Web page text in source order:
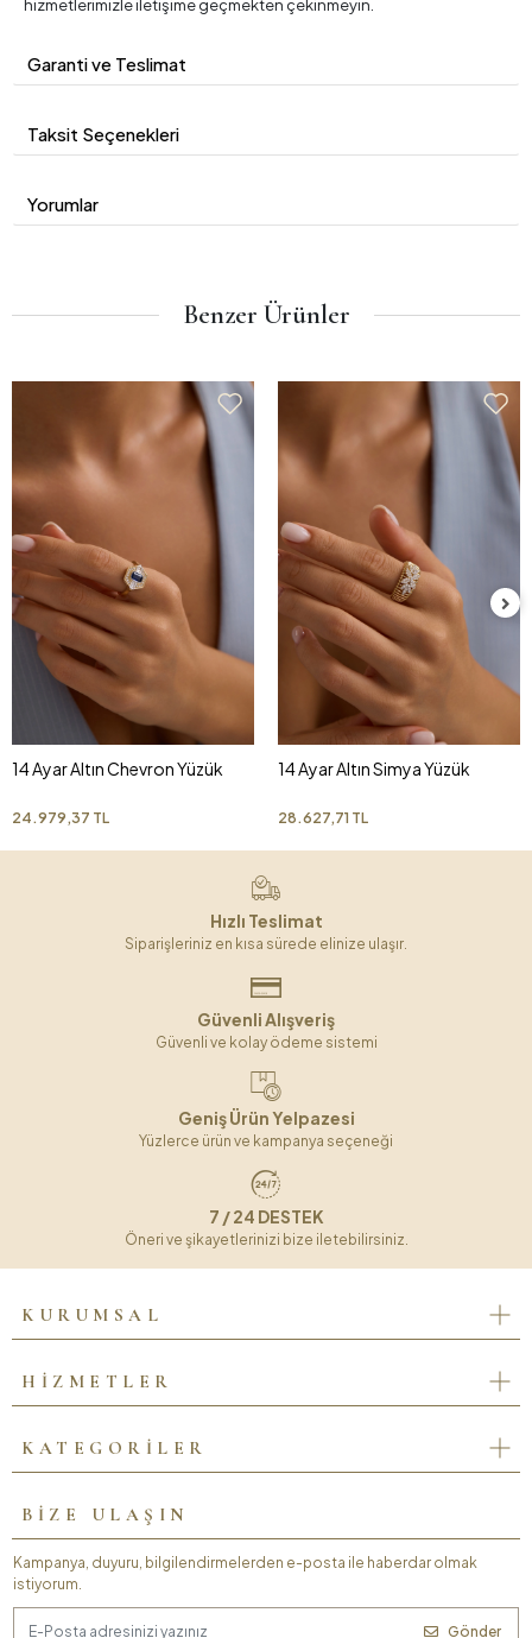
hizmetlerimizle iletişime geçmekten çekinmeyin.
Garanti ve Teslimat
Taksit Seçenekleri
Yorumlar
Benzer Ürünler
14 Ayar Altın Chevron Yüzük
24.979,37 TL
14 Ayar Altın Simya Yüzük
28.627,71 TL
Hızlı Teslimat
Siparişleriniz en kısa sürede elinize ulaşır.
Güvenli Alışveriş
Güvenli ve kolay ödeme sistemi
Geniş Ürün Yelpazesi
Yüzlerce ürün ve kampanya seçeneği
7 / 24 DESTEK
Öneri ve şikayetlerinizi bize iletebilirsiniz.
KURUMSAL
HİZMETLER
KATEGORİLER
BİZE ULAŞIN
Kampanya, duyuru, bilgilendirmelerden e-posta ile haberdar olmak
istiyorum.
Gönder